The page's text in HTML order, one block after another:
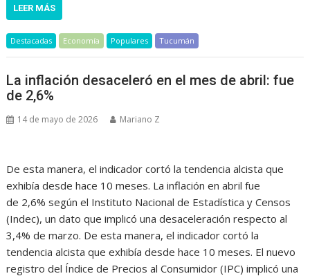
LEER MÁS
Destacadas Economía Populares Tucumán
La inflación desaceleró en el mes de abril: fue
de 2,6%
14 de mayo de 2026 Mariano Z
De esta manera, el indicador cortó la tendencia alcista que
exhibía desde hace 10 meses. La inflación en abril fue
de 2,6% según el Instituto Nacional de Estadística y Censos
(Indec), un dato que implicó una desaceleración respecto al
3,4% de marzo. De esta manera, el indicador cortó la
tendencia alcista que exhibía desde hace 10 meses. El nuevo
registro del Índice de Precios al Consumidor (IPC) implicó una